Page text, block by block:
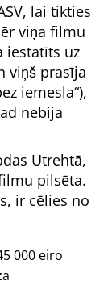
lai tikties
viņa filmu
iestatīts uz
viņš prasīja
iemesla ),
nebija
Utrehtā,
pilsēta.
ir cēlies no
000 eiro